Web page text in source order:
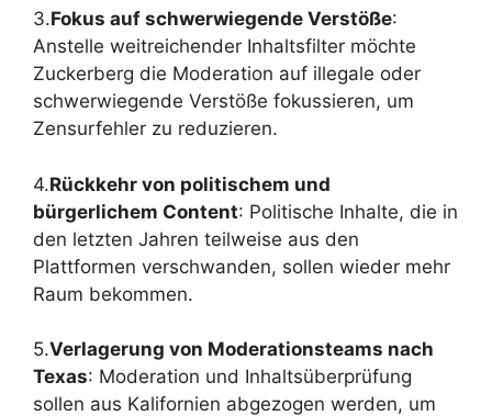
3.Fokus auf schwerwiegende Verstöße:
Anstelle weitreichender Inhaltsfilter möchte
Zuckerberg die Moderation auf illegale oder
schwerwiegende Verstöße fokussieren, um
Zensurfehler zu reduzieren.
4.Rückkehr von politischem und
bürgerlichem Content: Politische Inhalte, die in
den letzten Jahren teilweise aus den
Plattformen verschwanden, sollen wieder mehr
Raum bekommen.
5.Verlagerung von Moderationsteams nach
Texas: Moderation und Inhaltsüberprüfung
sollen aus Kalifornien abgezogen werden, um